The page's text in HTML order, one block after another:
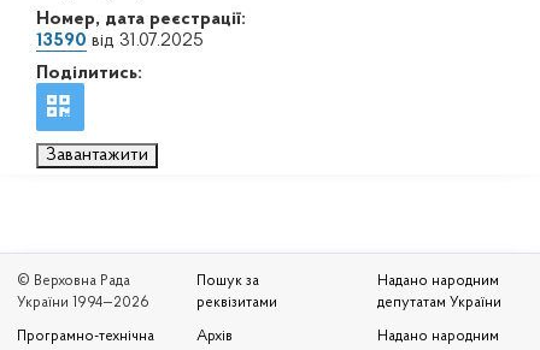
Номер, дата реєстрації:
13590 від 31.07.2025
Поділитись:
Завантажити
© Верховна Рада
України 1994—2026
Програмно-технічна
Пошук за
реквізитами
Архів
Надано народним
депутатам України
Надано народним